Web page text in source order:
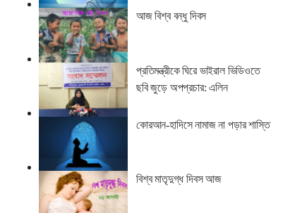
আজ বিশ্ব বন্ধু দিবস
প্রতিমন্ত্রীকে ঘিরে ভাইরাল ভিডিওতে
ছবি জুড়ে অপপ্রচার: এলিন
কোরআন-হাদিসে নামাজ না পড়ার শাস্তি
বিশ্ব মাতৃদুগ্ধ দিবস আজ